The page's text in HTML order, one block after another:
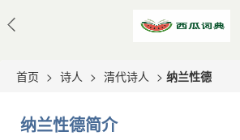
首页 > 诗人 > 清代诗人 > 纳兰性德
纳兰性德简介